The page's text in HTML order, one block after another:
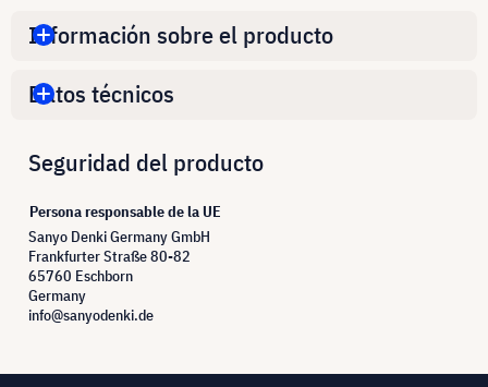
Información sobre el producto
Datos técnicos
Seguridad del producto
Persona responsable de la UE
Sanyo Denki Germany GmbH
Frankfurter Straße 80-82
65760 Eschborn
Germany
info@sanyodenki.de